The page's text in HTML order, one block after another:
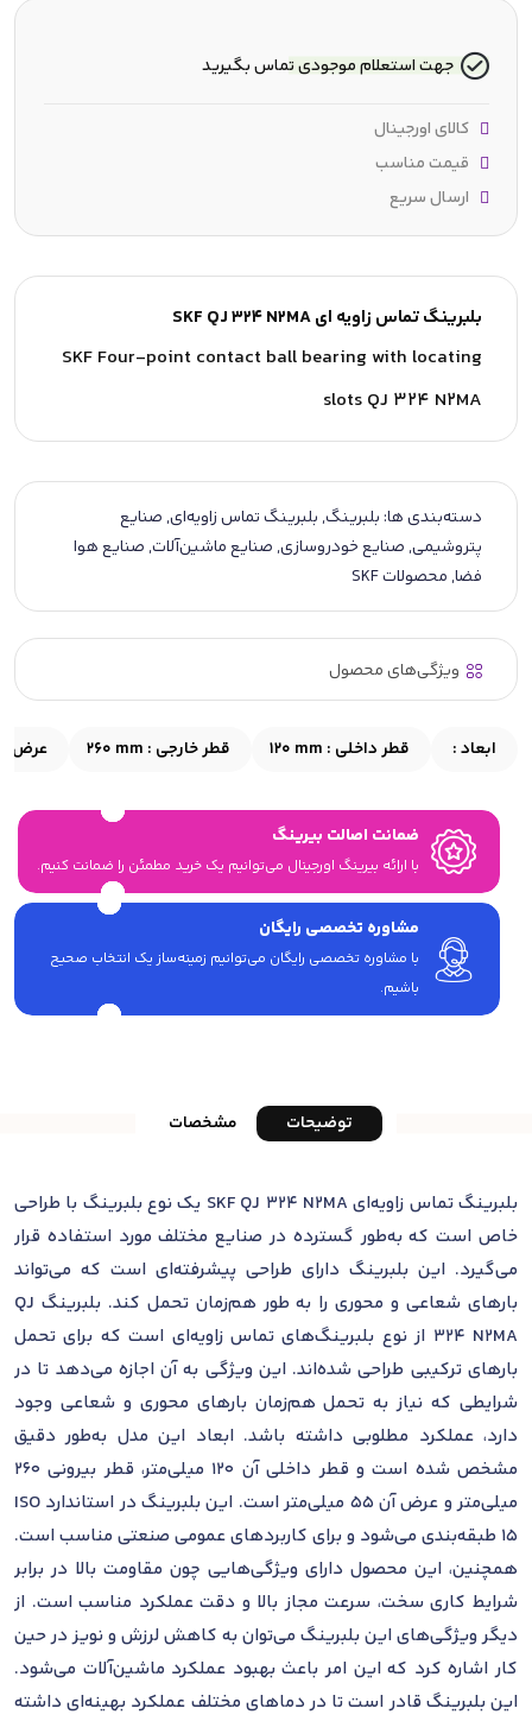
بلبرینگ تماس زاویه ای SKF QJ 324 N2MA
SKF Four-point contact ball bearing with locating
slots QJ 324 N2MA
دسته‌بندی ها: بلبرینگ,بلبرینگ تماس زاویه‌ای,صنایع
پتروشیمی,صنایع خودروسازی,صنایع ماشین‌آلات,صنایع هوا
فضا,محصولات SKF
ویژگی‌های محصول
ابعاد : قطر داخلی : 120 mm قطر خارجی : 260 mm عرض :
ضمانت اصالت بیرینگ
با ارائه بیرینگ اورجینال می‎‌توانیم یک خرید مطمئن را ضمانت کنیم.
مشاوره تخصصی رایگان
با مشاوره تخصصی رایگان می‌توانیم زمینه‌ساز یک انتخاب صحیح
باشیم.
جهت استعلام موجودی تماس بگیرید
کالای اورجینال
قیمت مناسب
ارسال سریع
توضیحات مشخصات
بلبرینگ تماس زاویه‌ای SKF QJ 324 N2MA یک نوع بلبرینگ با طراحی
خاص است که به‌طور گسترده در صنایع مختلف مورد استفاده قرار
می‌گیرد. این بلبرینگ دارای طراحی پیشرفته‌ای است که می‌تواند
بارهای شعاعی و محوری را به طور هم‌زمان تحمل کند. بلبرینگ QJ
324 N2MA از نوع بلبرینگ‌های تماس زاویه‌ای است که برای تحمل
بارهای ترکیبی طراحی شده‌اند. این ویژگی به آن اجازه می‌دهد تا در
شرایطی که نیاز به تحمل هم‌زمان بارهای محوری و شعاعی وجود
دارد، عملکرد مطلوبی داشته باشد. ابعاد این مدل به‌طور دقیق
مشخص شده است و قطر داخلی آن 120 میلی‌متر، قطر بیرونی 260
میلی‌متر و عرض آن 55 میلی‌متر است. این بلبرینگ در استاندارد ISO
15 طبقه‌بندی می‌شود و برای کاربردهای عمومی صنعتی مناسب است.
همچنین، این محصول دارای ویژگی‌هایی چون مقاومت بالا در برابر
شرایط کاری سخت، سرعت مجاز بالا و دقت عملکرد مناسب است. از
دیگر ویژگی‌های این بلبرینگ می‌توان به کاهش لرزش و نویز در حین
کار اشاره کرد که این امر باعث بهبود عملکرد ماشین‌آلات می‌شود.
این بلبرینگ قادر است تا در دماهای مختلف عملکرد بهینه‌ای داشته